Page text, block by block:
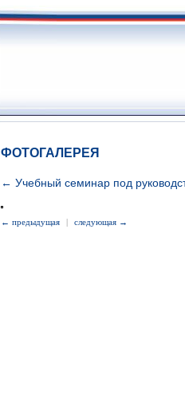
ФОТОГАЛЕРЕЯ
← Учебный семинар под
← предыдущая | следующая →